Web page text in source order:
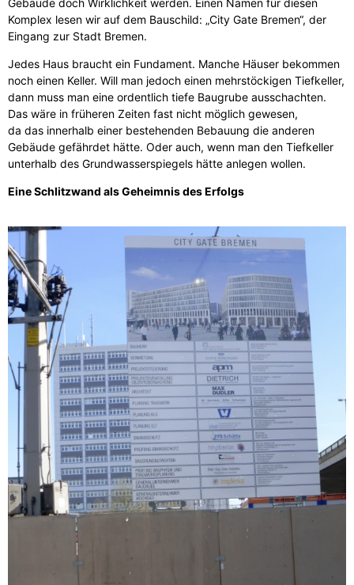
Gebäude doch Wirklichkeit werden. Einen Namen für diesen
Komplex lesen wir auf dem Bauschild: „City Gate Bremen“, der
Eingang zur Stadt Bremen.
Jedes Haus braucht ein Fundament. Manche Häuser bekommen
noch einen Keller. Will man jedoch einen mehrstöckigen Tiefkeller,
dann muss man eine ordentlich tiefe Baugrube ausschachten.
Das wäre in früheren Zeiten fast nicht möglich gewesen,
da das innerhalb einer bestehenden Bebauung die anderen
Gebäude gefährdet hätte. Oder auch, wenn man den Tiefkeller
unterhalb des Grundwasserspiegels hätte anlegen wollen.
Eine Schlitzwand als Geheimnis des Erfolgs